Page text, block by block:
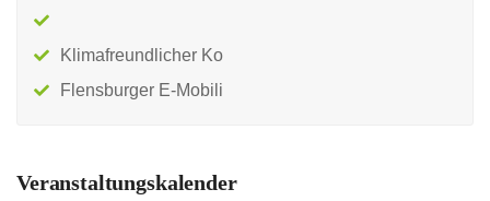
Klimafreundlicher Ko
Flensburger E-Mobili
Veranstaltungskalender